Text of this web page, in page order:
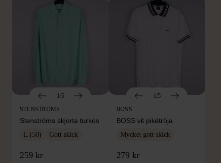
1/5
STENSTRÖMS
Stenströms skjorta turkos
L (50) Gott skick
259 kr
1/5
BOSS
BOSS vit pikétröja
Mycket gott skick
279 kr